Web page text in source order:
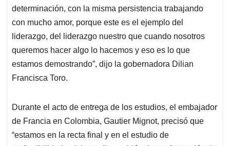
determinación, con la misma persistencia trabajando
con mucho amor, porque este es el ejemplo del
liderazgo, del liderazgo nuestro que cuando nosotros
queremos hacer algo lo hacemos y eso es lo que
estamos demostrando”, dijo la gobernadora Dilian
Francisca Toro.
Durante el acto de entrega de los estudios, el embajador
de Francia en Colombia, Gautier Mignot, precisó que
“estamos en la recta final y en el estudio de